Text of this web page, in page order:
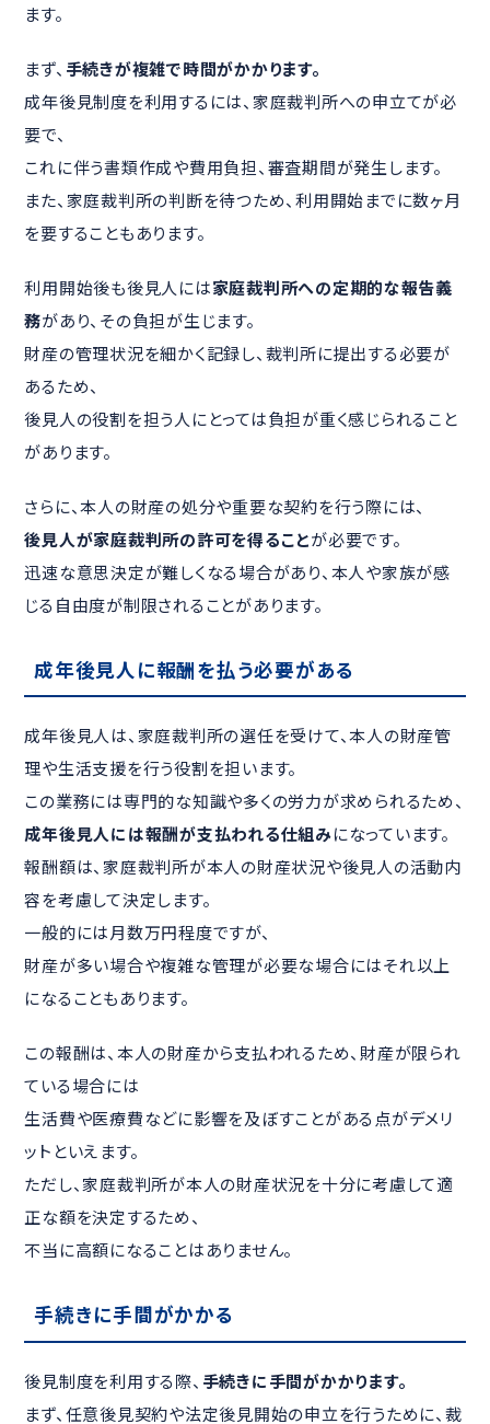
ます。
まず、 手続きが複雑で時間がかかります。
成年後見制度を利用するには、家庭裁判所への申立てが必
要で、
これに伴う書類作成や費用負担、審査期間が発生します。
また、家庭裁判所の判断を待つため、利用開始までに数ヶ月
を要することもあります。
利用開始後も後見人には家庭裁判所への定期的な報告義
務があり、その負担が生じます。
財産の管理状況を細かく記録し、裁判所に提出する必要が
あるため、
後見人の役割を担う人にとっては負担が重く感じられること
があります。
さらに、本人の財産の処分や重要な契約を行う際には、
後見人が家庭裁判所の許可を得ることが必要です。
迅速な意思決定が難しくなる場合があり、本人や家族が感
じる自由度が制限されることがあります。
成年後見人に報酬を払う必要がある
成年後見人は、家庭裁判所の選任を受けて、本人の財産管
理や生活支援を行う役割を担います。
この業務には専門的な知識や多くの労力が求められるため、
成年後見人には報酬が支払われる仕組みになっています。
報酬額は、家庭裁判所が本人の財産状況や後見人の活動内
容を考慮して決定します。
一般的には月数万円程度ですが、
財産が多い場合や複雑な管理が必要な場合にはそれ以上
になることもあります。
この報酬は、本人の財産から支払われるため、財産が限られ
ている場合には
生活費や医療費などに影響を及ぼすことがある点がデメリ
ットといえます。
ただし、家庭裁判所が本人の財産状況を十分に考慮して適
正な額を決定するため、
不当に高額になることはありません。
手続きに手間がかかる
後見制度を利用する際、 手続きに手間がかかります。
まず、任意後見契約や法定後見開始の申立を行うために、裁